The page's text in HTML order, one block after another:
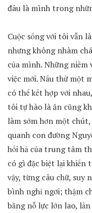
đâu là mình trong
Cuộc sống với tôi vẫn
nhưng không nhàm
của mình. Những
việc mới. Nấu thử một
có thể kết hợp với
tôi tự hào là ăn cũng
làm sớm hơn một
quanh con đường
hối hả của trung tâm
có gì đặc biệt lại khiến
vậy, từng câu chữ, suy
bình nghỉ ngơi; thậm
bằng nỗ lực lớn lao,